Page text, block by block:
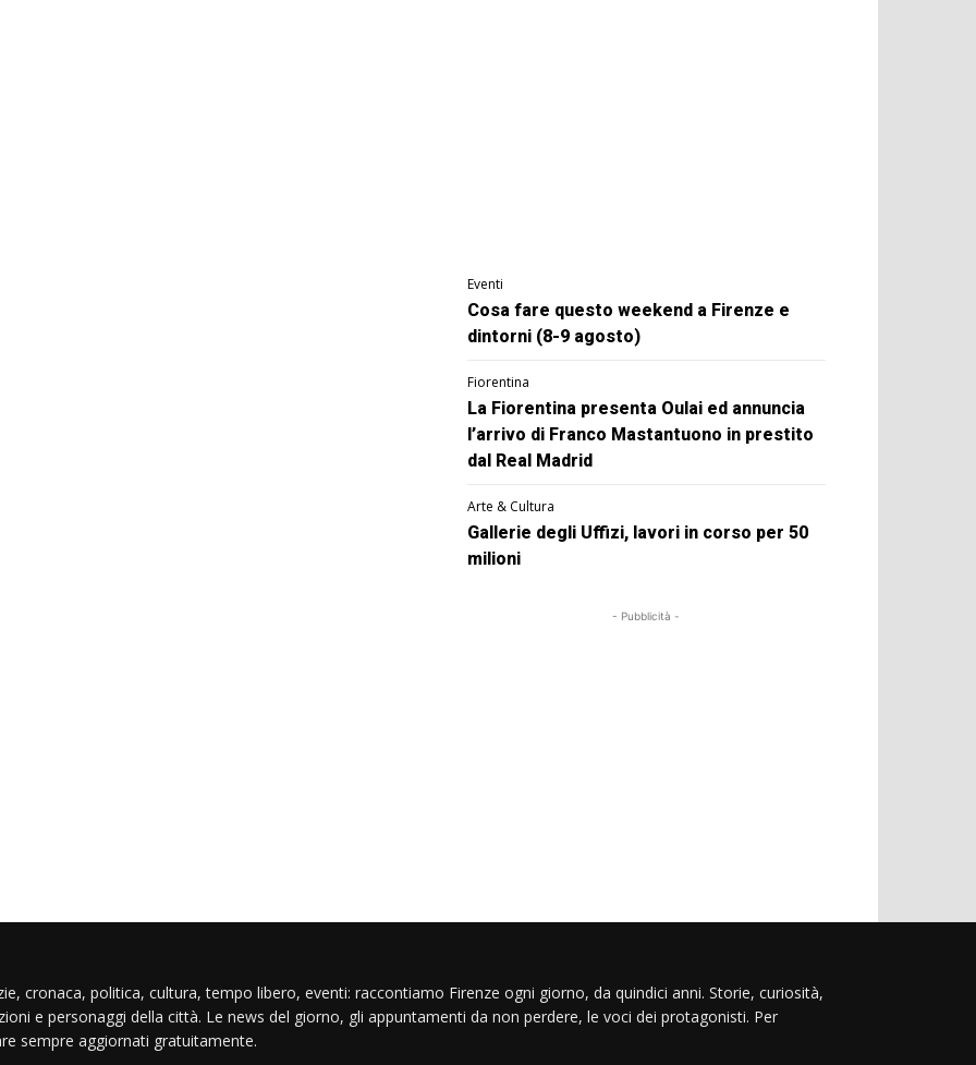
Eventi
Cosa fare questo weekend a Firenze e
dintorni (8-9 agosto)
Fiorentina
La Fiorentina presenta Oulai ed annuncia
l’arrivo di Franco Mastantuono in prestito
dal Real Madrid
Arte & Cultura
Gallerie degli Uffizi, lavori in corso per 50
milioni
- Pubblicità -
cronaca, politica, cultura, tempo libero, eventi: raccontiamo Firenze ogni giorno, da quindici anni. Storie, curiosità,
e personaggi della città. Le news del giorno, gli appuntamenti da non perdere, le voci dei protagonisti. Per
sempre aggiornati gratuitamente.